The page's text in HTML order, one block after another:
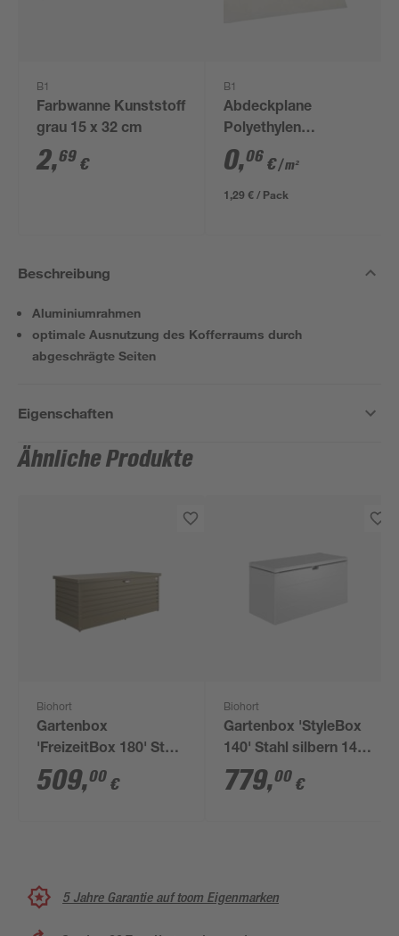
B1
Farbwanne Kunststoff
grau 15 x 32 cm
2,69 €
B1
Abdeckplane
Polyethylen
transparent 4 x 5 m
0,06 €/ m²
1,29 € / Pack
Beschreibung
Aluminiumrahmen
optimale Ausnutzung des Kofferraums durch
abgeschrägte Seiten
Eigenschaften
Ähnliche Produkte
Biohort
Gartenbox
'FreizeitBox 180' Stahl
bronzefarben 181 x 71
x 79 cm
509,00 €
Biohort
Gartenbox 'StyleBox
140' Stahl silbern 140
x 71 x 60 cm
779,00 €
5 Jahre Garantie auf toom Eigenmarken